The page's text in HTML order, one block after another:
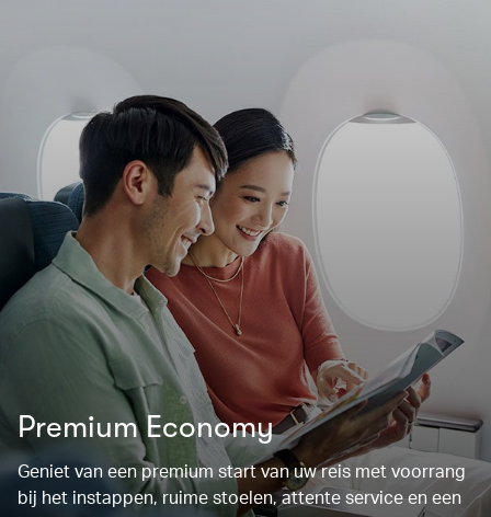
Premium Economy
Geniet van een premium start van uw reis met voorrang
bij het instappen, ruime stoelen, attente service en een